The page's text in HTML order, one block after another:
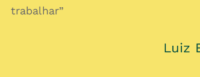
trabalhar”
Luiz